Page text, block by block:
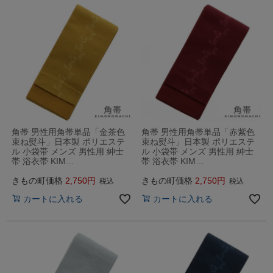
角帯 男性用角帯単品「金茶色
束ね熨斗」日本製 ポリエステ
ル 小袋帯 メンズ 男性用 紳士
帯 浴衣帯 KIM…
きもの町価格 2,750 税込
カートに入れる
角帯 男性用角帯単品「赤紫色
束ね熨斗」日本製 ポリエステ
ル 小袋帯 メンズ 男性用 紳士
帯 浴衣帯 KIM…
きもの町価格 2,750 税込
カートに入れる